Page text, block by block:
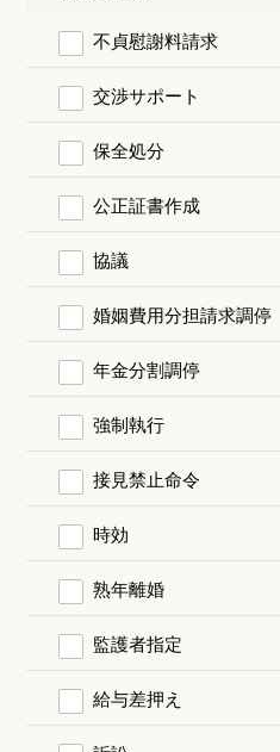
不貞慰謝料請求
交渉サポート
保全処分
公正証書作成
協議
婚姻費用分担請求調停
年金分割調停
強制執行
接見禁止命令
時効
熟年離婚
監護者指定
給与差押え